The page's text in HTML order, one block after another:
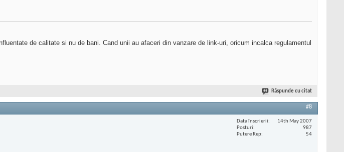
de calitate si nu de bani. Cand unii au afaceri din vanzare de link-uri, oricum incalca regulamentul
Răspunde cu citat
#8
Data înscrierii
14th May 2007
Posturi
987
Putere Rep
54